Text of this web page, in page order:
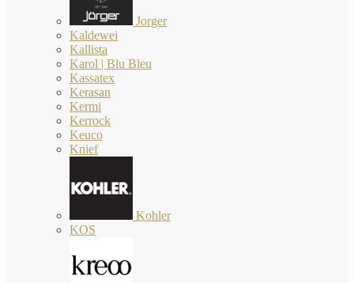
Jorger
Kaldewei
Kallista
Karol | Blu Bleu
Kassatex
Kerasan
Kermi
Kerrock
Keuco
Knief
Kohler
KOS